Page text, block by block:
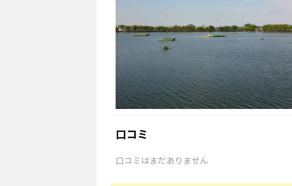
口コミ
口コミはまだありません